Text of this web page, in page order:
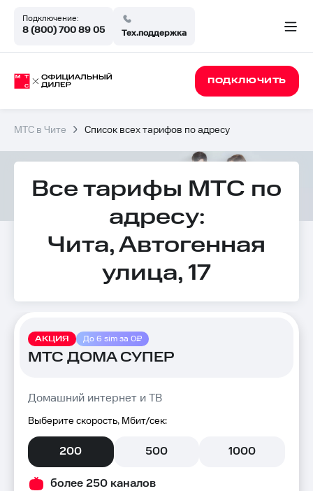
Подключение:
8 (800) 700 89 05 Тех.поддержка
ПОДКЛЮЧИТЬ
МТС в Чите Список всех тарифов по адресу
Все тарифы МТС по
адресу:
Чита, Автогенная
улица, 17
АКЦИЯ До 6 sim за 0₽
МТС ДОМА СУПЕР
Домашний интернет и ТВ
Выберите скорость, Мбит/сек:
200 500 1000
более 250 каналов